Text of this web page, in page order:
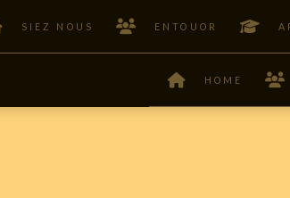
SIEZ NOUS ENTOUOR
HOME